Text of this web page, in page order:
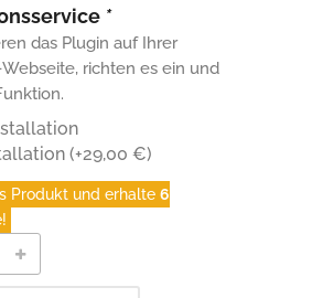
*
das Plugin auf Ihrer
richten es ein und
(+29,00 €)
Produkt und erhalte 6